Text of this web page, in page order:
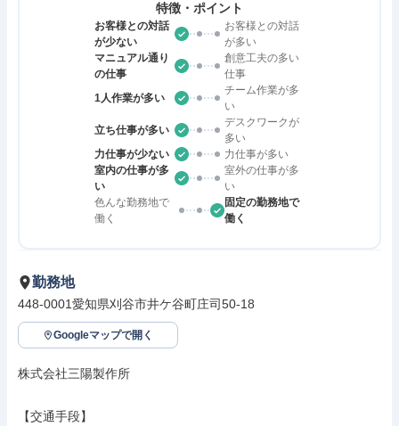
特徴・ポイント
お客様との対話
が少ない
お客様との対話
が多い
マニュアル通り
の仕事
創意工夫の多い
仕事
1人作業が多い
チーム作業が多
い
立ち仕事が多い
デスクワークが
多い
力仕事が少ない
力仕事が多い
室内の仕事が多
い
室外の仕事が多
い
色んな勤務地で
働く
固定の勤務地で
働く
勤務地
448-0001愛知県刈谷市井ケ谷町庄司50-18
Googleマップで開く
株式会社三陽製作所
【交通手段】